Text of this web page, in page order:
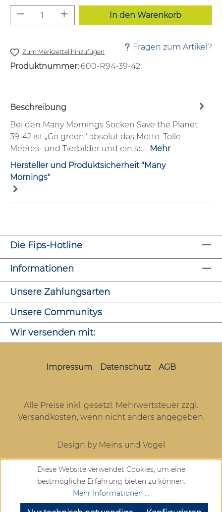
Produkt Anzahl: Gib den
In den Warenkorb
Zum Merkzettel hinzufügen
Fragen zum Artikel?
Produktnummer: 600-R94-39-42
Beschreibung
Bei den Many Mornings Socken Save the Planet
39-42 ist „Go green“ absolut das Motto. Tolle
Meeres- und Tierbilder und ein sc… Mehr
Hersteller und Produktsicherheit "Many
Mornings"
Die Fips-Hotline
Informationen
Unsere Zahlungsarten
Unsere Communitys
Wir versenden mit:
Impressum Datenschutz AGB
Alle Preise inkl. gesetzl. Mehrwertsteuer zzgl.
Versandkosten, wenn nicht anders angegeben.
Design by Meins und Vogel
Diese Website verwendet Cookies, um eine
bestmögliche Erfahrung bieten zu können.
Mehr Informationen ...
SEHR GUT (4.72 / 5)
aus904Bewertungen bei: google.com, trustedshops.de, shopvote.de ⓘ